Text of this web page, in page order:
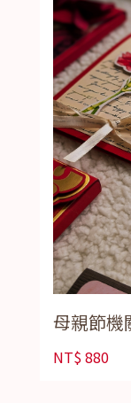
母親節機
NT$880